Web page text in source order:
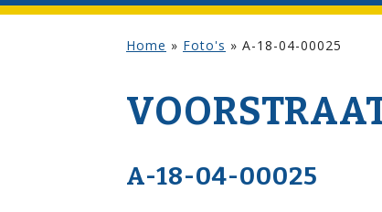
Home » Foto's » A-18-04-00025
A-18-04-00025